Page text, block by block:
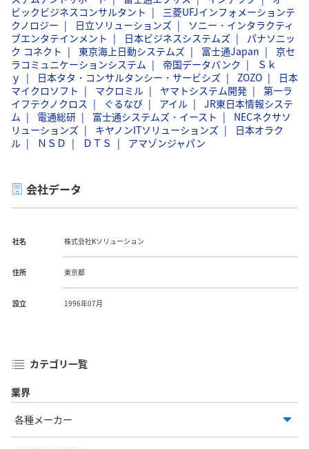
ビックビジネスコンサルタント
三菱UFJインフォメーションテ
クノロジー
日立ソリューションズ
ソニー・インタラクティ
ブエンタテインメント
日本ビジネスシステムズ
パナソニッ
ク コネクト
東京海上日動システムズ 富士通Japan
京セ
ラコミュニケーションシステム
帝国データバンク
Ｓｋ
ｙ
日本タタ・コンサルタンシー・サービシズ ZOZO
日本
マイクロソフト
マクロミル ヤマトシステム開発
第一ラ
イフテクノクロス
ぐるなび アイル
JR東日本情報システ
ム
電通総研 富士通システムズ・イースト
NECネクサソ
リューションズ
キヤノンITソリューションズ
日本オラク
ル
ＮＳＤ ＤＴＳ アマゾンジャパン
会社データ
社名 株式会社Kソリューション
住所 東京都
設立 1996年07月
カテゴリ一覧
業界
各種メーカー